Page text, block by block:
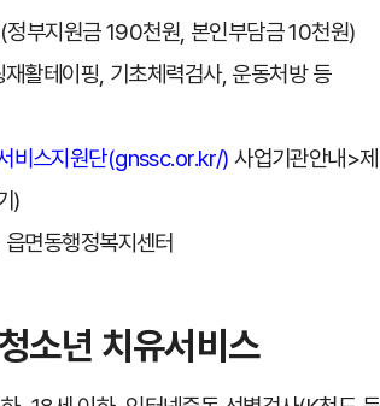
부지원금 190천원, 본인부담금 10천원)
활테이핑, 기초체력검사, 운동처방 등
비스지원단(gnssc.or.kr/) 사업기관안내>
)
면동행정복지센터
소년 치유서비스